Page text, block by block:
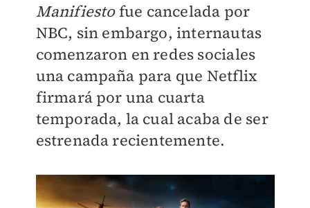
Manifiestofue cancelada por
NBC, sin embargo, internautas
comenzaron en redes sociales
una campaña para que Netflix
firmará por una cuarta
temporada, la cual acaba de ser
estrenada recientemente.